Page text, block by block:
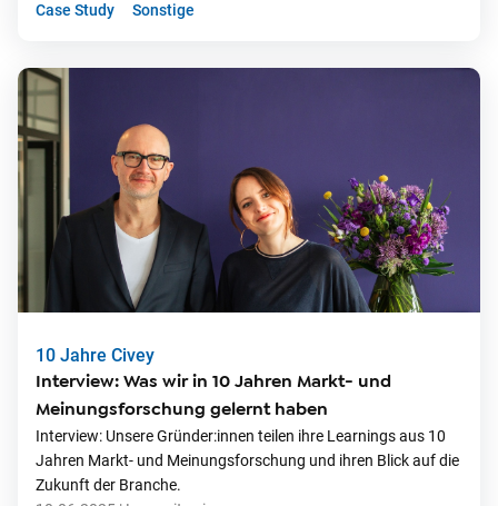
Case Study Sonstige
10 Jahre Civey
Interview: Was wir in 10 Jahren Markt- und
Meinungsforschung gelernt haben
Interview: Unsere Gründer:innen teilen ihre Learnings aus 10
Jahren Markt- und Meinungsforschung und ihren Blick auf die
Zukunft der Branche.